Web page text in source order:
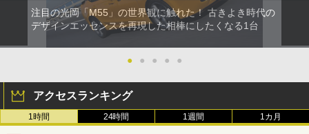
注目の光岡「M55」の世界観に触れた！ 古きよき時代の
デザインエッセンスを再現した相棒にしたくなる1台
● ● ● ● ●
アクセスランキング
1時間 24時間 1週間 1カ月